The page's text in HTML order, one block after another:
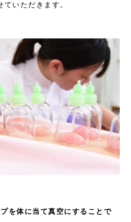
ていただきます。
を体に当て真空にすることで